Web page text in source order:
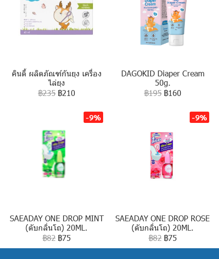
คินดี้ ผลิตภัณฑ์กันยุง เครื่อง
ไล่ยุง
฿235 ฿210
DAGOKID Diaper Cream
50g.
฿195 ฿160
-9%
SAEADAY ONE DROP MINT
(ดับกลิ่นโถ) 20ML.
฿82 ฿75
-9%
SAEADAY ONE DROP ROSE
(ดับกลิ่นโถ) 20ML.
฿82 ฿75